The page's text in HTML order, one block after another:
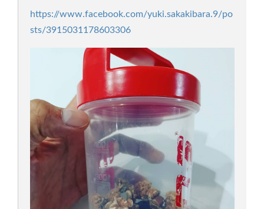
https://www.facebook.com/yuki.sakakibara.9/po
sts/3915031178603306